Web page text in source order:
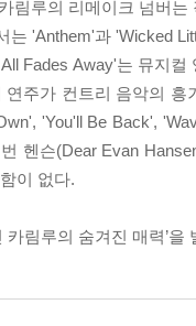
림루의 리메이크 넘버
'Anthem'과 'Wicked
Fades Away'는 뮤지
주가 컨트리 음악의
'You'll Be Back',
헨슨(Dear Evan
이 없다.
림루의 숨겨진 매력’